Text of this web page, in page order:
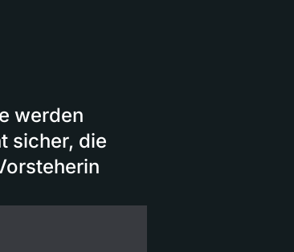
werden
sicher, die